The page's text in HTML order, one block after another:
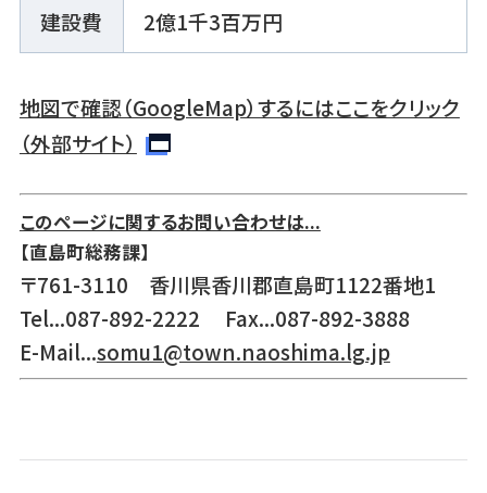
建設費 2億1千3百万円
地図で確認（GoogleMap）するにはここをクリック
（外部サイト）
このページに関するお問い合わせは...
【直島町総務課】
〒761-3110 香川県香川郡直島町1122番地1
Tel...087-892-2222 Fax...087-892-3888
E-Mail...somu1@town.naoshima.lg.jp